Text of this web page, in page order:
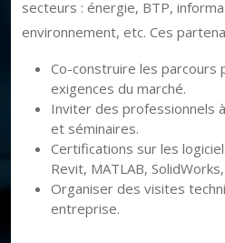
: énergie, BTP, informatique,
etc. Ces partenariats
construire les parcours
du marché.
des professionnels à
séminaires.
sur les logiciels
MATLAB, SolidWorks, Python,
des visites techniques et